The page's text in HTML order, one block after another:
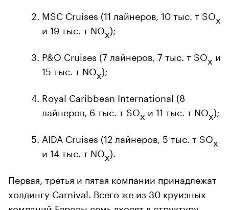
MSC Cruises (11 лайнеров, 10 тыс. т SOx
и 19 тыс. т NOx);
P&O Cruises (7 лайнеров, 7 тыс. т SOx и
15 тыс. т NOx);
Royal Caribbean International (8
лайнеров, 6 тыс. т SOx и 11 тыс. т NOx);
AIDA Cruises (12 лайнеров, 5 тыс. т SOx
и 14 тыс. т NOx).
Первая, третья и пятая компании принадлежат
холдингу Carnival. Всего же из 30 круизных